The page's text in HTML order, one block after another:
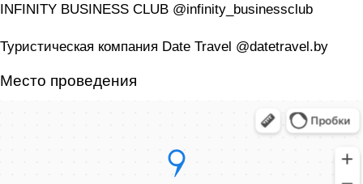
INFINITY BUSINESS CLUB @infinity_businessclub
Туристическая компания Date Travel @datetravel.by
Место проведения